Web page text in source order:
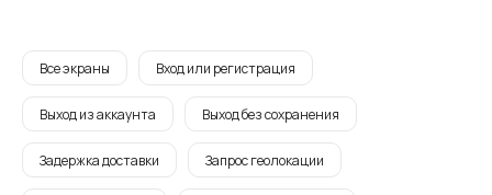
Все экраны Вход или регистрация
Выход из аккаунта Выход без сохранения
Задержка доставки Запрос геолокации